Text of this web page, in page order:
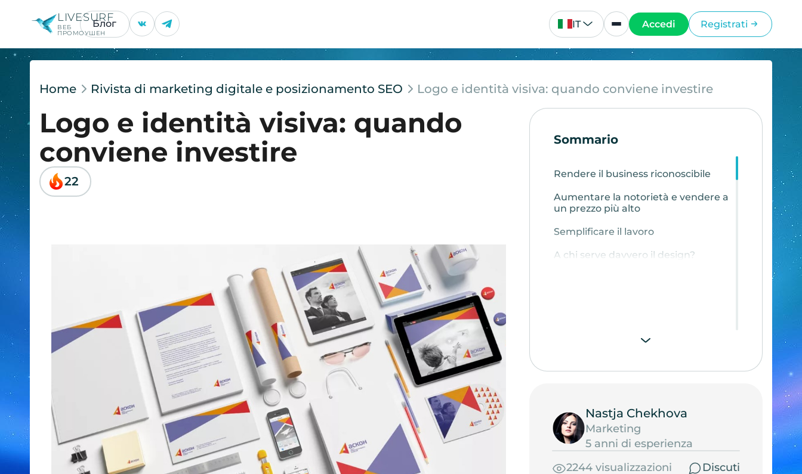
LIVESURF
ВЕБ
ПРОМОУШЕН
Блог IT Accedi Registrati
Home Rivista di marketing digitale e posizionamento SEO Logo e identità visiva: quando conviene investire
Logo e identità visiva: quando
conviene investire
22
Sommario
Rendere il business riconoscibile
Aumentare la notorietà e vendere a
un prezzo più alto
Semplificare il lavoro
A chi serve davvero il design?
Nastja Chekhova
Marketing
5 anni di esperienza
2244 visualizzazioni
Discuti